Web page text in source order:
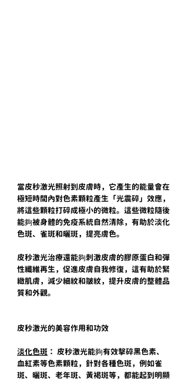
當皮秒激光照射到皮膚時，它產生的能量會在
極短時間內對色素顆粒產生「光震碎」效應，
將這些顆粒打碎成極小的微粒。這些微粒隨後
能夠被身體的免疫系統自然清除，有助於淡化
色斑、雀斑和曬斑，提亮膚色。
皮秒激光治療還能夠刺激皮膚的膠原蛋白和彈
性纖維再生，促進皮膚自我修復，這有助於緊
緻肌膚，減少細紋和皺紋，提升皮膚的整體品
質和外觀。
皮秒激光的美容作用和功效
淡化色斑 ： 皮秒激光能夠有效擊碎黑色素、
血紅素等色素顆粒，針對各種色斑，例如雀
斑、曬斑、老年斑、黃褐斑等，都能起到明顯